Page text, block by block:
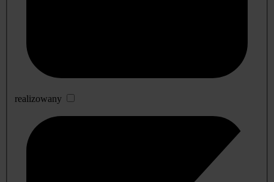
realizowany